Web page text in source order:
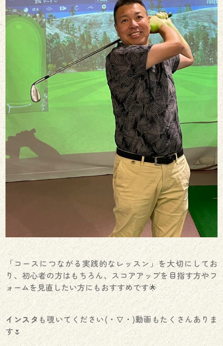
「コースにつながる実践的なレッスン」を大切にしてお
り、初心者の方はもちろん、スコアアップを目指す方やフ
ォームを見直したい方にもおすすめです🌟
インスタも覗いてください(・∇・)動画もたくさんありま
す🌷